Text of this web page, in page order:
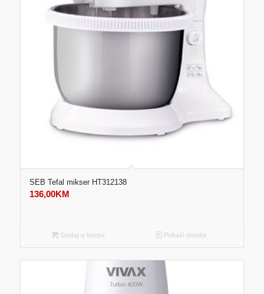
SEB Tefal mikser HT312138
136,00KM
Dodaj u korpu Pokaži detalje